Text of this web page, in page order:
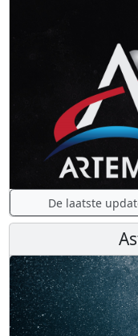
De laatste